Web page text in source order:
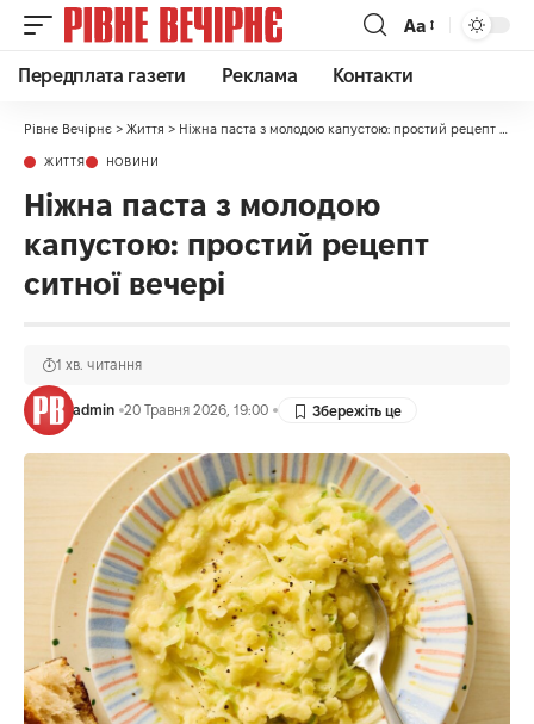
Аа
Передплата газети Реклама Контакти
Рівне Вечірнє > Життя > Ніжна паста з молодою капустою: простий рецепт ситної вечері
ЖИТТЯ НОВИНИ
Ніжна паста з молодою
капустою: простий рецепт
ситної вечері
admin 20 Травня 2026, 19:00
1 хв. читання